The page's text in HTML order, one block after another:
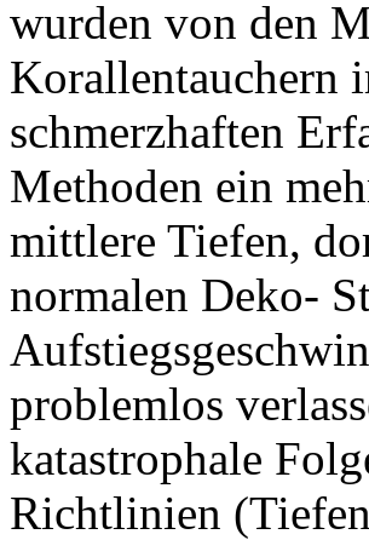
wurden von den
Korallentauchern
schmerzhaften
Methoden ein
mittlere Tiefen,
normalen Deko-
problemlos
katastrophale
Richtlinien